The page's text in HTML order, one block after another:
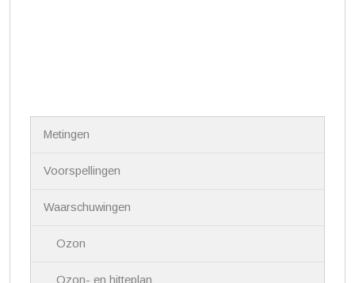
Metingen
Voorspellingen
Waarschuwingen
Ozon
Ozon- en hitteplan